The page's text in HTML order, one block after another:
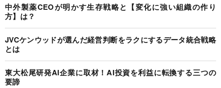
中外製薬CEOが明かす生存戦略と【変化に強い組織の作り
方】は？
JVCケンウッドが選んだ経営判断をラクにするデータ統合戦略
とは
東大松尾研発AI企業に取材！AI投資を利益に転換する三つの
要諦